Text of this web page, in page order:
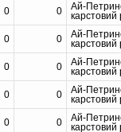
0 0
Ай-
карстовий
0 0
Ай-
карстовий
0 0
Ай-
карстовий
0 0
Ай-
карстовий
0 0
Ай-
карстовий